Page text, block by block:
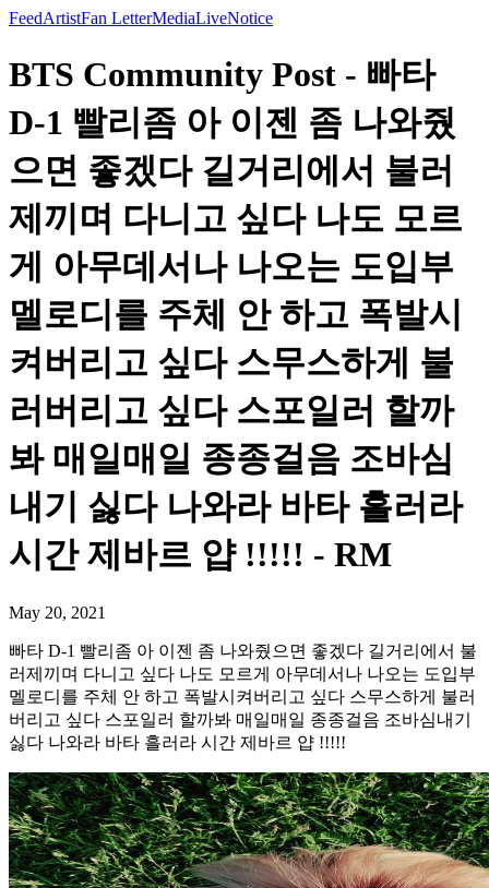
FeedArtistFan LetterMediaLiveNotice
BTS Community Post - 빠타
D-1 빨리좀 아 이젠 좀 나와줬
으면 좋겠다 길거리에서 불러
제끼며 다니고 싶다 나도 모르
게 아무데서나 나오는 도입부
멜로디를 주체 안 하고 폭발시
켜버리고 싶다 스무스하게 불
러버리고 싶다 스포일러 할까
봐 매일매일 종종걸음 조바심
내기 싫다 나와라 바타 흘러라
시간 제바르 얍 !!!!! - RM
May 20, 2021
빠타 D-1 빨리좀 아 이젠 좀 나와줬으면 좋겠다 길거리에서 불
러제끼며 다니고 싶다 나도 모르게 아무데서나 나오는 도입부
멜로디를 주체 안 하고 폭발시켜버리고 싶다 스무스하게 불러
버리고 싶다 스포일러 할까봐 매일매일 종종걸음 조바심내기
싫다 나와라 바타 흘러라 시간 제바르 얍 !!!!!